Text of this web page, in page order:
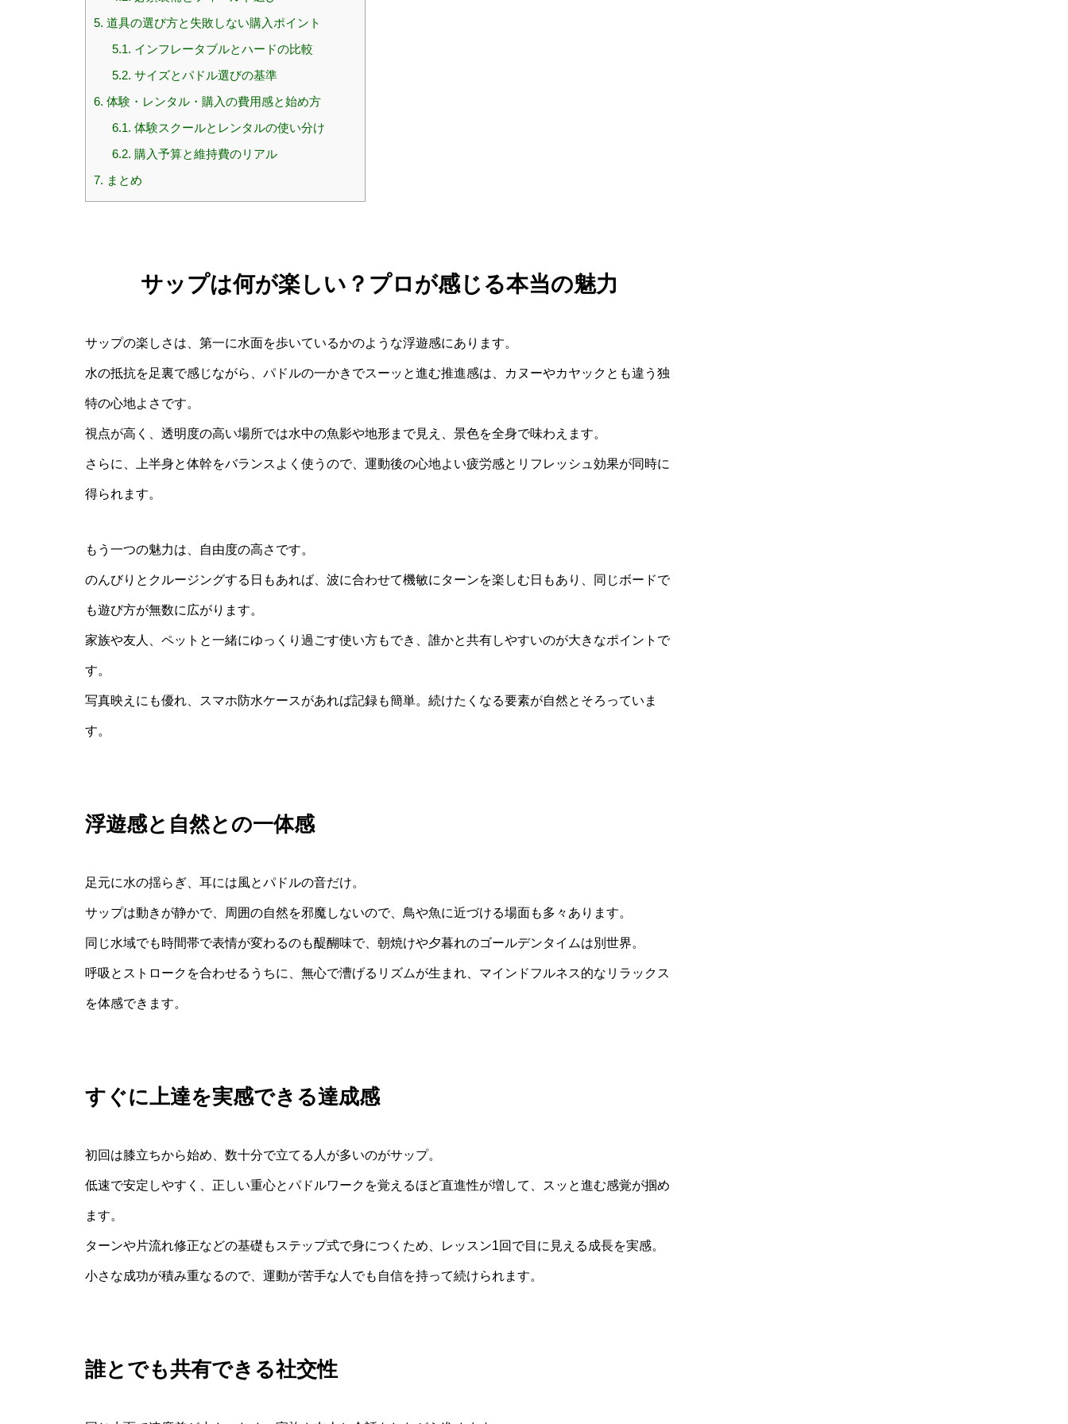
5. 道具の選び方と失敗しない購入ポイント
5.1. インフレータブルとハードの比較
5.2. サイズとパドル選びの基準
6. 体験・レンタル・購入の費用感と始め方
6.1. 体験スクールとレンタルの使い分け
6.2. 購入予算と維持費のリアル
7. まとめ
サップは何が楽しい？プロが感じる本当の魅力
サップの楽しさは、第一に水面を歩いているかのような浮遊感にあります。
水の抵抗を足裏で感じながら、パドルの一かきでスーッと進む推進感は、カヌーやカヤックとも違う独
特の心地よさです。
視点が高く、透明度の高い場所では水中の魚影や地形まで見え、景色を全身で味わえます。
さらに、上半身と体幹をバランスよく使うので、運動後の心地よい疲労感とリフレッシュ効果が同時に
得られます。
もう一つの魅力は、自由度の高さです。
のんびりとクルージングする日もあれば、波に合わせて機敏にターンを楽しむ日もあり、同じボードで
も遊び方が無数に広がります。
家族や友人、ペットと一緒にゆっくり過ごす使い方もでき、誰かと共有しやすいのが大きなポイントで
す。
写真映えにも優れ、スマホ防水ケースがあれば記録も簡単。続けたくなる要素が自然とそろっていま
す。
浮遊感と自然との一体感
足元に水の揺らぎ、耳には風とパドルの音だけ。
サップは動きが静かで、周囲の自然を邪魔しないので、鳥や魚に近づける場面も多々あります。
同じ水域でも時間帯で表情が変わるのも醍醐味で、朝焼けや夕暮れのゴールデンタイムは別世界。
呼吸とストロークを合わせるうちに、無心で漕げるリズムが生まれ、マインドフルネス的なリラックス
を体感できます。
すぐに上達を実感できる達成感
初回は膝立ちから始め、数十分で立てる人が多いのがサップ。
低速で安定しやすく、正しい重心とパドルワークを覚えるほど直進性が増して、スッと進む感覚が掴め
ます。
ターンや片流れ修正などの基礎もステップ式で身につくため、レッスン1回で目に見える成長を実感。
小さな成功が積み重なるので、運動が苦手な人でも自信を持って続けられます。
誰とでも共有できる社交性